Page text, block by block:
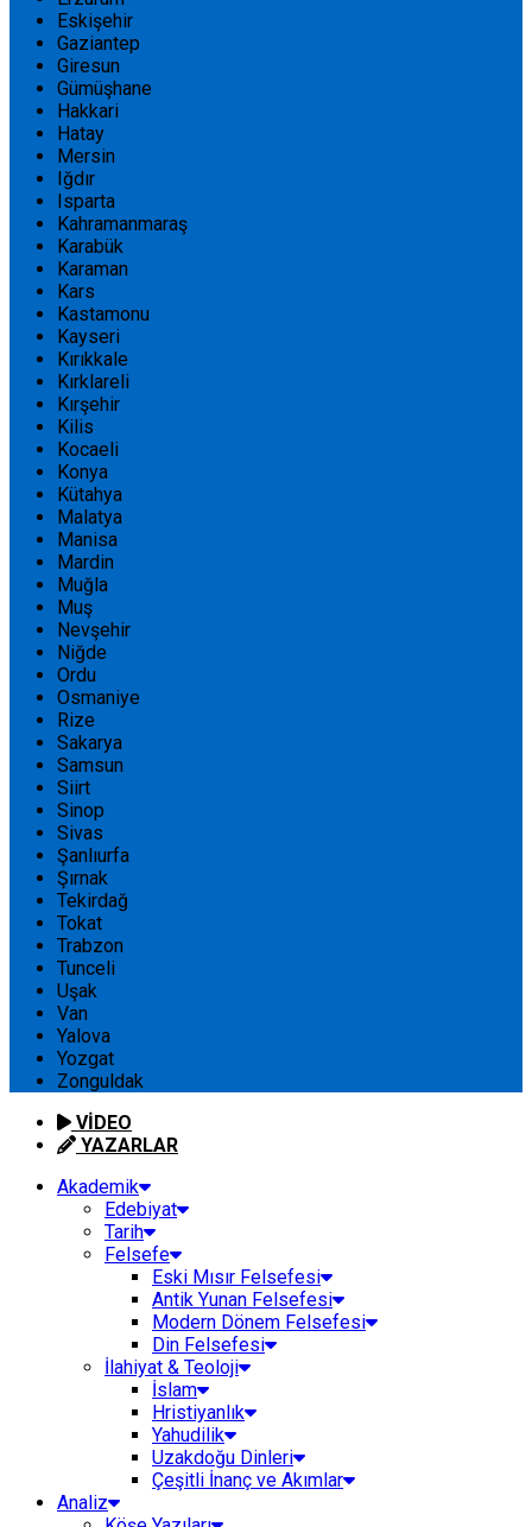
Eskişehir
Gaziantep
Giresun
Gümüşhane
Hakkari
Hatay
Mersin
Iğdır
Isparta
Kahramanmaraş
Karabük
Karaman
Kars
Kastamonu
Kayseri
Kırıkkale
Kırklareli
Kırşehir
Kilis
Kocaeli
Konya
Kütahya
Malatya
Manisa
Mardin
Muğla
Muş
Nevşehir
Niğde
Ordu
Osmaniye
Rize
Sakarya
Samsun
Siirt
Sinop
Sivas
Şanlıurfa
Şırnak
Tekirdağ
Tokat
Trabzon
Tunceli
Uşak
Van
Yalova
Yozgat
Zonguldak
VİDEO
YAZARLAR
Akademik
Edebiyat
Tarih
Felsefe
Eski Mısır Felsefesi
Antik Yunan Felsefesi
Modern Dönem Felsefesi
Din Felsefesi
İlahiyat & Teoloji
İslam
Hristiyanlık
Yahudilik
Uzakdoğu Dinleri
Çeşitli İnanç ve Akımlar
Analiz